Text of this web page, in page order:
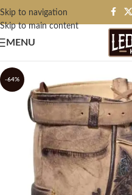
Skip to navigation
Skip to main content
MENU
-64%